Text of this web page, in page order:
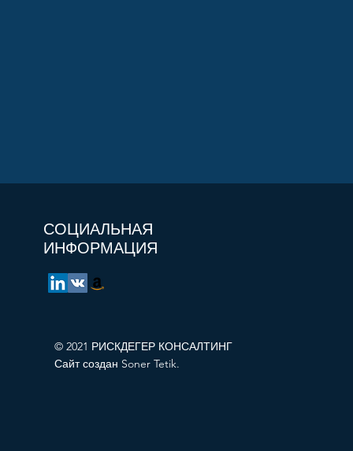
СОЦИАЛЬНАЯ
ИНФОРМАЦИЯ
© 2021 РИСКДЕГЕР КОНСАЛТИНГ
Сайт создан Soner Tetik.